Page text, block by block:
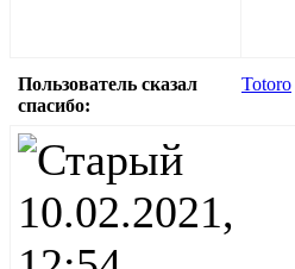
Пользователь сказал
cпасибо:
Totoro
10.02.2021,